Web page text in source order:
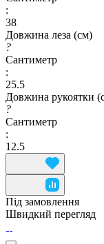
:
38
Довжина леза (см)
?
Сантиметр
:
25.5
Довжина рукоятки
?
Сантиметр
:
12.5
Під замовлення
Швидкий перегляд